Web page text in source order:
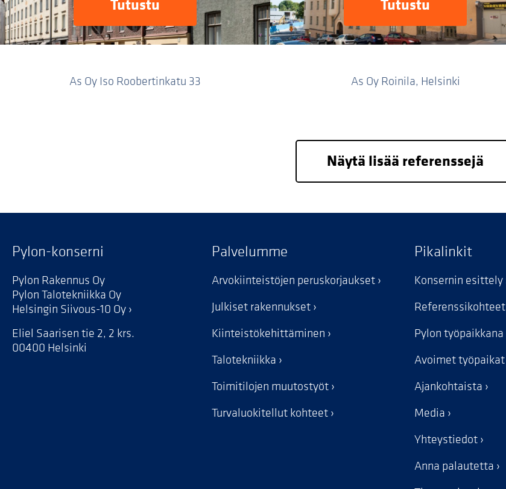
Tutustu
As Oy Iso Roobertinkatu 33
Tutustu
As Oy Roinila, Helsinki
Näytä lisää referenssejä
Pylon-konserni
Pylon Rakennus Oy
Pylon Talotekniikka Oy
Helsingin Siivous-10 Oy
Eliel Saarisen tie 2, 2 krs.
00400 Helsinki
Palvelumme
Arvokiinteistöjen peruskorjaukset
Julkiset rakennukset
Kiinteistökehittäminen
Talotekniikka
Toimitilojen muutostyöt
Turvaluokitellut kohteet
Pikalinkit
Konsernin esittely
Referenssikohteet
Pylon työpaikkana
Avoimet työpaikat
Ajankohtaista
Media
Yhteystiedot
Anna palautetta